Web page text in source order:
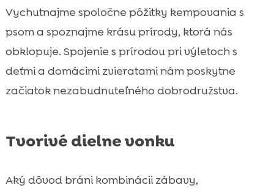
Vychutnajme spoločne pôžitky kempovania s
psom a spoznajme krásu prírody, ktorá nás
obklopuje. Spojenie s prírodou pri výletoch s
deťmi a domácimi zvieratami nám poskytne
začiatok nezabudnuteľného dobrodružstva.
Tvorivé dielne vonku
Aký dôvod bráni kombinácii zábavy,